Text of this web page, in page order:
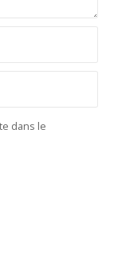
dans le